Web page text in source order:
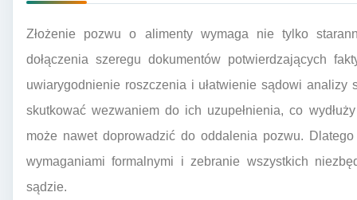
Złożenie pozwu o alimenty wymaga nie tylko
dołączenia szeregu dokumentów potwierdzających
uwiarygodnienie roszczenia i ułatwienie sądowi analizy
skutkować wezwaniem do ich uzupełnienia, co
może nawet doprowadzić do oddalenia pozwu.
wymaganiami formalnymi i zebranie wszystkich
sądzie.